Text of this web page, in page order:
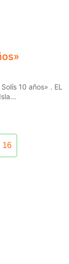
10 años» . EL
16